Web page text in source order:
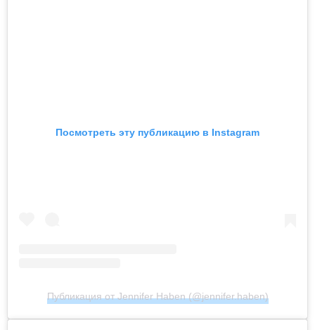
Посмотреть эту публикацию в Instagram
Публикация от Jennifer Haben (@jennifer.haben)